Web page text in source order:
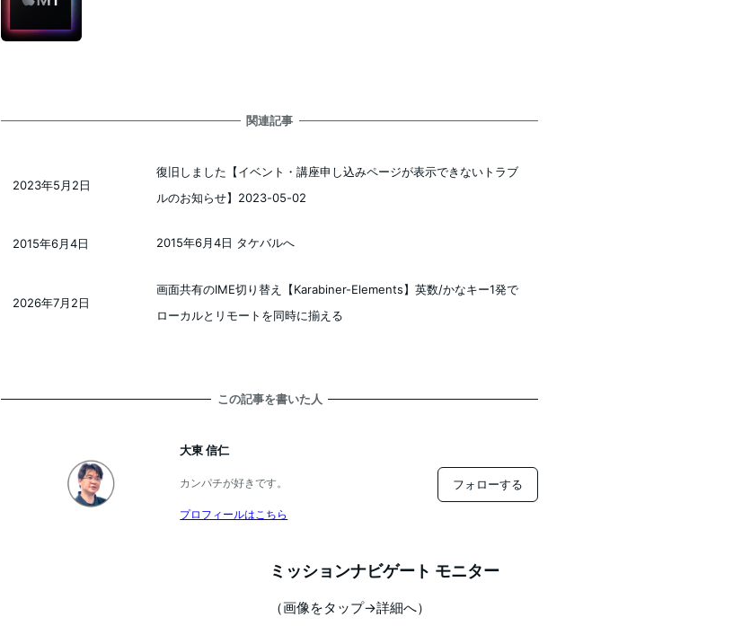
関連記事
復旧しました【イベント・講座申し込みページが表示できないトラブ
ルのお知らせ】2023-05-02
2023年5月2日
2015年6月4日 タケバルへ
2015年6月4日
画面共有のIME切り替え【Karabiner-Elements】英数/かなキー1発で
ローカルとリモートを同時に揃える
2026年7月2日
この記事を書いた人
大東 信仁
カンパチが好きです。
プロフィールはこちら
フォローする
ミッションナビゲート モニター
（画像をタップ→詳細へ）